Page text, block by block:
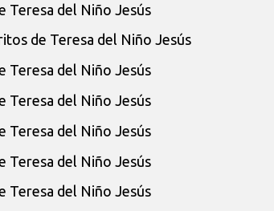
Teresa del Niño Jesús
de Teresa del Niño Jesús
Teresa del Niño Jesús
Teresa del Niño Jesús
Teresa del Niño Jesús
Teresa del Niño Jesús
Teresa del Niño Jesús